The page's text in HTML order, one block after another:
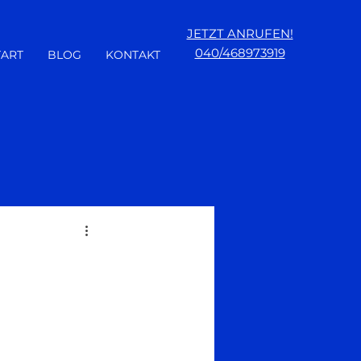
BLOG KONTAKT
JETZT ANRUFEN!
040/468973919